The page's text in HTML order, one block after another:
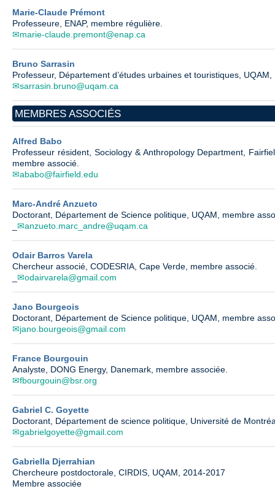
Marie-Claude Prémont
Professeure, ENAP, membre régulière.
marie-claude.premont@enap.ca
Bruno Sarrasin
Professeur, Département d’études urbaines et touristiques,
sarrasin.bruno@uqam.ca
MEMBRES ASSOCIÉS
Alfred Babo
Professeur résident, Sociology & Anthropology Department,
membre associé.
ababo@fairfield.edu
Marc-André Anzueto
Doctorant, Département de Science politique, UQAM, membre
anzueto.marc_andre@uqam.ca
Odair Barros Varela
Chercheur associé, CODESRIA, Cape Verde, membre associé.
odairvarela@gmail.com
Jano Bourgeois
Doctorant, Département de Science politique, UQAM, membre
jano.bourgeois@gmail.com
France Bourgouin
Analyste, DONG Energy, Danemark, membre associée.
fbourgouin@bsr.org
Gabriel C. Goyette
Doctorant, Département de science politique, Université de
gabrielgoyette@gmail.com
Gabriella Djerrahian
Chercheure postdoctorale, CIRDIS, UQAM, 2014-2017
Membre associée